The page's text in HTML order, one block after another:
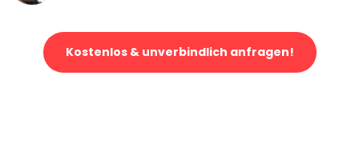
Kostenlos & unverbindlich anfragen!